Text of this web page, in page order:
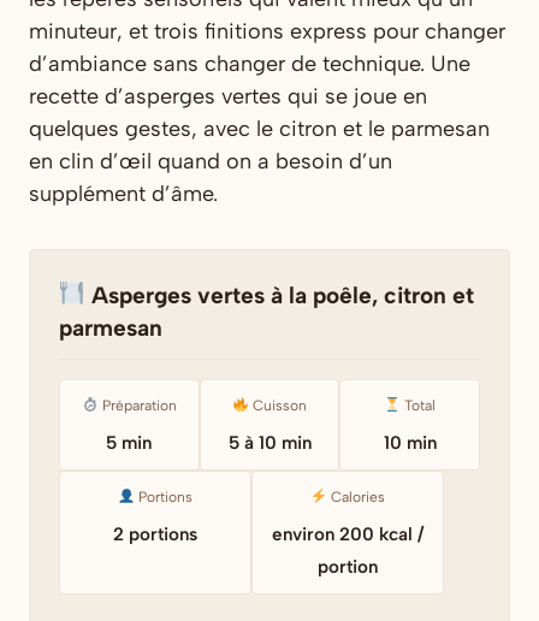
minuteur, et trois finitions express pour changer
d’ambiance sans changer de technique. Une
recette d’asperges vertes qui se joue en
quelques gestes, avec le citron et le parmesan
en clin d’œil quand on a besoin d’un
supplément d’âme.
Asperges vertes à la poêle, citron et
parmesan
Préparation
5 min
Cuisson
5 à 10 min
Total
10 min
Portions
2 portions
Calories
environ 200 kcal /
portion